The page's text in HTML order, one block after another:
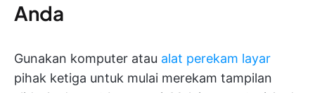
Anda
Gunakan komputer atau alat perekam layar
pihak ketiga untuk mulai merekam tampilan